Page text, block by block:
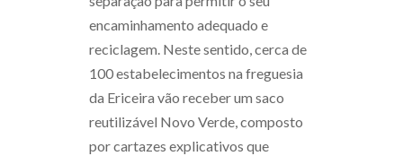
encaminhamento adequado e
reciclagem. Neste sentido, cerca de
100 estabelecimentos na freguesia
da Ericeira vão receber um saco
reutilizável Novo Verde, composto
por cartazes explicativos que